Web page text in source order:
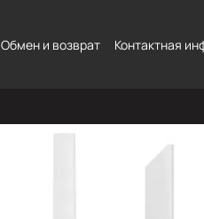
Обмен и возврат Контактная